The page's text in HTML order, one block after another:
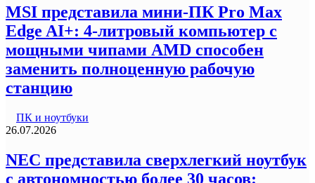
MSI представила мини-ПК Pro Max
Edge AI+: 4-литровый компьютер с
мощными чипами AMD способен
заменить полноценную рабочую
станцию
ПК и ноутбуки
26.07.2026
NEC представила сверхлегкий ноутбук
с автономностью более 30 часов: